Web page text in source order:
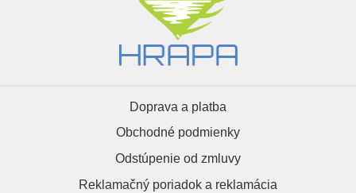
Doprava a platba
Obchodné podmienky
Odstúpenie od zmluvy
Reklamačný poriadok a reklamácia